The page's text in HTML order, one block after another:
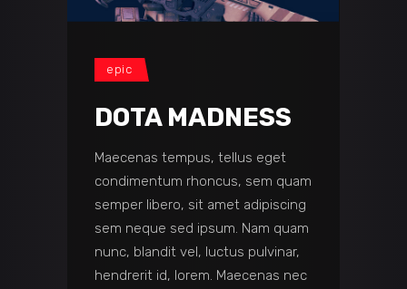
epic
DOTA MADNESS
Maecenas tempus, tellus eget
condimentum rhoncus, sem quam
semper libero, sit amet adipiscing
sem neque sed ipsum. Nam quam
nunc, blandit vel, luctus pulvinar,
hendrerit id, lorem. Maecenas nec